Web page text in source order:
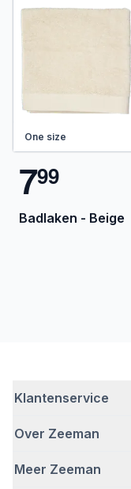
One size
799
Badlaken - Beige
Klantenservice
Veelgestelde
Bezorgen
Over Zeeman
Wie wij zijn
Meer Zeeman